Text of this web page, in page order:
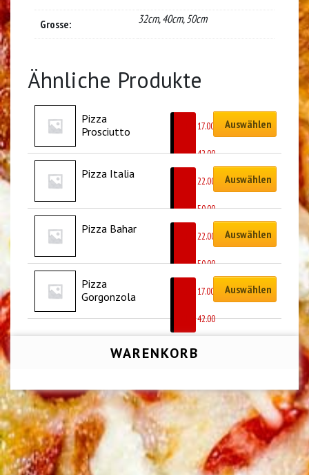
Grosse: 32cm, 40cm, 50cm
Ähnliche Produkte
Pizza
Prosciutto
17.00
CHF42.00
Auswählen
Pizza Italia
22.00
CHF50.00
Auswählen
Pizza Bahar
22.00
CHF50.00
Auswählen
Pizza
Gorgonzola
17.00
42.00
Auswählen
WARENKORB